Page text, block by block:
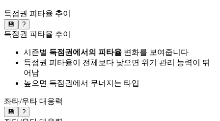
득점권 피타율 추이
💾 ?
득점권 피타율 추이
시즌별 득점권에서의 피타율 변화를 보여줍니다
득점권 피타율이 전체보다 낮으면 위기 관리 능력이 뛰
어남
높으면 득점권에서 무너지는 타입
좌타/우타 대응력
💾 ?